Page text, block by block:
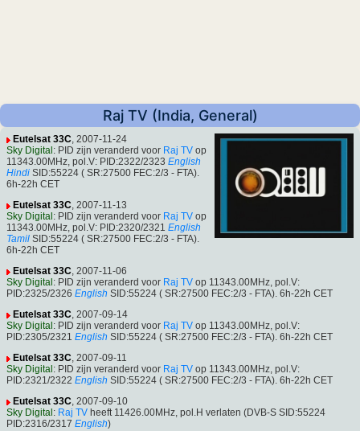
Raj TV (India, General)
Eutelsat 33C, 2007-11-24
Sky Digital : PID zijn veranderd voor Raj TV op
11343.00MHz, pol.V: PID:2322/2323 English
Hindi SID:55224 ( SR:27500 FEC:2/3 - FTA).
6h-22h CET
Eutelsat 33C, 2007-11-13
Sky Digital : PID zijn veranderd voor Raj TV op
11343.00MHz, pol.V: PID:2320/2321 English
Tamil SID:55224 ( SR:27500 FEC:2/3 - FTA).
6h-22h CET
Eutelsat 33C, 2007-11-06
Sky Digital : PID zijn veranderd voor Raj TV op 11343.00MHz, pol.V:
PID:2325/2326 English SID:55224 ( SR:27500 FEC:2/3 - FTA). 6h-22h CET
Eutelsat 33C, 2007-09-14
Sky Digital : PID zijn veranderd voor Raj TV op 11343.00MHz, pol.V:
PID:2305/2321 English SID:55224 ( SR:27500 FEC:2/3 - FTA). 6h-22h CET
Eutelsat 33C, 2007-09-11
Sky Digital : PID zijn veranderd voor Raj TV op 11343.00MHz, pol.V:
PID:2321/2322 English SID:55224 ( SR:27500 FEC:2/3 - FTA). 6h-22h CET
Eutelsat 33C, 2007-09-10
Sky Digital : Raj TV heeft 11426.00MHz, pol.H verlaten (DVB-S SID:55224
PID:2316/2317 English)